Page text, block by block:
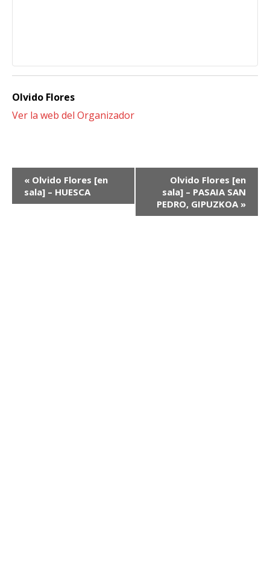
Olvido Flores
Ver la web del Organizador
Navegación
del
Evento
« Olvido Flores [en
sala] – HUESCA
Olvido Flores [en
sala] – PASAIA SAN
PEDRO, GIPUZKOA »